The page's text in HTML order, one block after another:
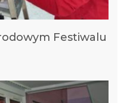
Festiwalu